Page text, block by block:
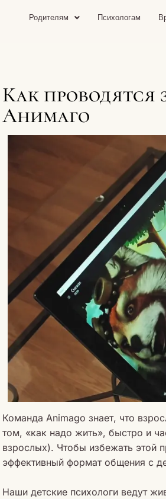
Родителям Психологам
Как
Анимаго
Команда Animago знает, что
том, «как надо жить», быстро и
взрослых). Чтобы избежать этой
эффективный формат общения с
Наши детские психологи ведут